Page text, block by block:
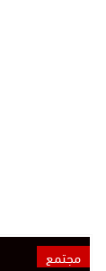
مجتمع